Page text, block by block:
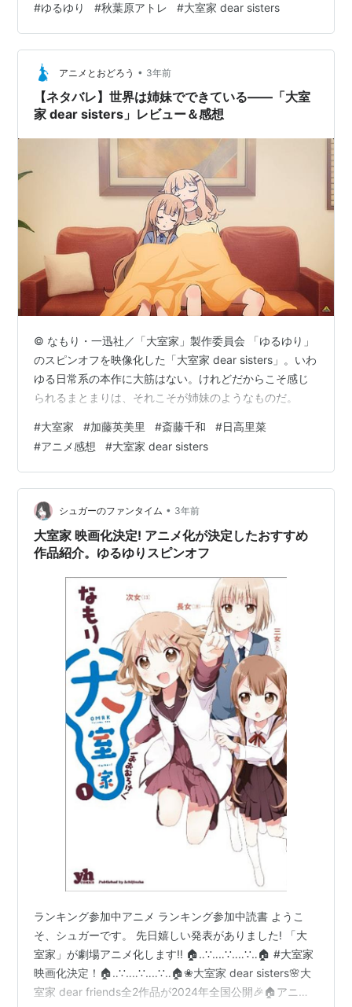
のゆるゆりに出てくる三姉妹をメインにした作品です！
こたまの推しは花子ちゃんですかね(⁠◔⁠‿⁠◔⁠)いや〜でもホン
トに劇場版なんてやって製作費の元をちゃんと取れるの
か心配です🤣そんな心配を吹き飛ばしてくれるかのよう
に昨年末、秋葉原アトレでは全力で『大室家』を応援し
ておりました！！ということで『…
#ゆるゆり #秋葉原アトレ #大室家 dear sisters
アニメとおどろう • 3年前
【ネタバレ】世界は姉妹でできている――「大室
家 dear sisters」レビュー＆感想
© なもり・一迅社／「大室家」製作委員会 「ゆるゆり」
のスピンオフを映像化した「大室家 dear sisters」。いわ
ゆる日常系の本作に大筋はない。けれどだからこそ感じ
られるまとまりは、それこそが姉妹のようなものだ。
#大室家 #加藤英美里 #斎藤千和 #日高里菜
#アニメ感想 #大室家 dear sisters
シュガーのファンタイム • 3年前
大室家 映画化決定! アニメ化が決定したおすすめ
作品紹介。ゆるゆりスピンオフ
ランキング参加中アニメ ランキング参加中読書 ようこ
そ、シュガーです。 先日嬉しい発表がありました! 「大
室家」が劇場アニメ化します!! 🏠‥∵‥‥∵‥‥∵‥🏠 #大室家
映画化決定！🏠‥∵‥‥∵‥‥∵‥🏠❀大室家 dear sisters🌸大
室家 dear friends全2作品が2024年全国公開🎉🏠アニメ